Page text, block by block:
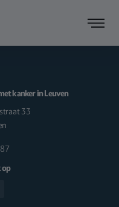
kanker in Leuven
33
op